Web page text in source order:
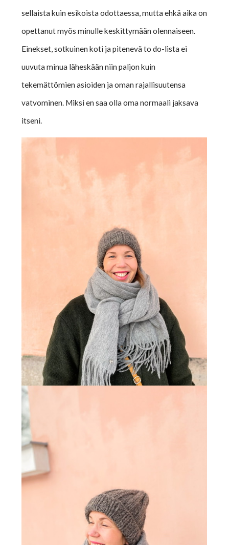
sellaista kuin esikoista odottaessa, mutta ehkä aika on
opettanut myös minulle keskittymään olennaiseen.
Einekset, sotkuinen koti ja pitenevä to do-lista ei
uuvuta minua läheskään niin paljon kuin
tekemättömien asioiden ja oman rajallisuutensa
vatvominen. Miksi en saa olla oma normaali jaksava
itseni.